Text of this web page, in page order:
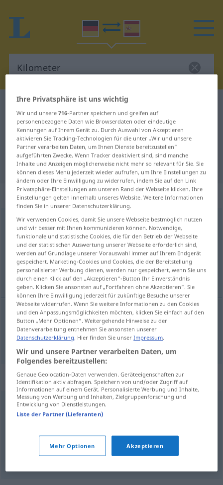
Deutsch-Spanisch Wörterbuch
Deutsch-Spanisch Übersetzung für
"Kilometer"
"Kilometer" Spanisch Übersetzung
„Kilometer“: Maskulinum
Kilometer [kiloˈmeːtər]m <Kilometers;Kilometer>
Übersicht aller Übersetzungen
(Für mehr Details die Übersetzung anklicken/antippen)
kilómetro
kilómetrom Kilometer
Beispielsätze für "Kilometer"
Kilometerfressen
devorar) kilómetros
60 Kilometer in derStunde
60 kilómetros porhora
Ihre Privatsphäre ist uns wichtig
Wir und unsere716-Partner speichern und greifen auf
personenbezogene Daten wie Browserdaten oder eindeutige
Kennungen auf Ihrem Gerät zu. Durch Auswahl von Akzeptieren
aktivieren Sie Tracking-Technologien für die unter „Wir und unsere
Partner verarbeiten Daten, um Ihnen Dienste bereitzustellen“
aufgeführten Zwecke. Wenn Tracker deaktiviert sind, sind manche
Inhalte und Anzeigen möglicherweise nicht mehr so relevant für Sie. Sie
können dieses Menü jederzeit wieder aufrufen, um Ihre Einstellungen zu
ändern oder Ihre Einwilligung zu widerrufen, indem Sie auf den Link
Privatsphäre-Einstellungen am unteren Rand der Webseite klicken. Ihre
Einstellungen gelten innerhalb unseres Website. Weitere Informationen
finden Sie in unserer Datenschutzerklärung.
Wir verwenden Cookies, damit Sie unsere Webseite bestmöglich nutzen
und wir besser mit Ihnen kommunizieren können. Notwendige,
funktionale und statistische Cookies, die für den Betrieb der Webseite
und der statistischen Auswertung unserer Webseite erforderlich sind,
werden auf Grundlage unserer Vorauswahl immer auf Ihrem Endgerät
gespeichert. Marketing-Cookies und Cookies, die der Bereitstellung
personalisierter Werbung dienen, werden nur gespeichert, wenn Sie uns
durch einen Klick auf den „Akzeptieren“-Button Ihr Einverständnis
geben. Klicken Sie ansonsten auf „Fortfahren ohne Akzeptieren“. Sie
können Ihre Einwilligung jederzeit für zukünftige Besuche unserer
Webseite widerrufen. Wenn Sie weitere Informationen zu den Cookies
und den Anpassungsmöglichkeiten möchten, klicken Sie einfach auf den
Button „Mehr Optionen“. Weitergehende Hinweise zu der
Datenverarbeitung entnehmen Sie ansonsten unserer
Datenschutzerklärung. Hier finden Sie unserImpressum.
Wir und unsere Partner verarbeiten Daten, um
Folgendes bereitzustellen:
Genaue Geolocation-Daten verwenden. Geräteeigenschaften zur
Identifikation aktiv abfragen. Speichern von und/oder Zugriff auf
Informationen auf einem Gerät. Personalisierte Werbung und Inhalte,
Messung von Werbung und Inhalten, Zielgruppenforschung und
Entwicklung von Dienstleistungen.
Liste der Partner (Lieferanten)
Mehr Optionen Akzeptieren